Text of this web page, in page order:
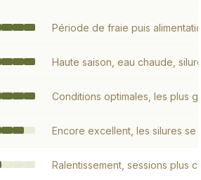
Période de fraie puis
Haute saison, eau chaude,
Conditions optimales, les plus
Encore excellent, les silures se
Ralentissement, sessions plus